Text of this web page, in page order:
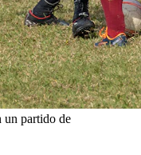
un partido de